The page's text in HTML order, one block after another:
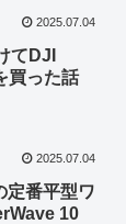
2025.07.04
てDJI
買った話
2025.07.04
定番平型ワ
10